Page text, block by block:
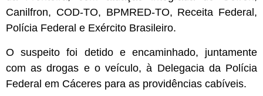
Canilfron, COD-TO, BPMRED-TO, Receita Federal,
Polícia Federal e Exército Brasileiro.
O suspeito foi detido e encaminhado, juntamente
com as drogas e o veículo, à Delegacia da Polícia
Federal em Cáceres para as providências cabíveis.